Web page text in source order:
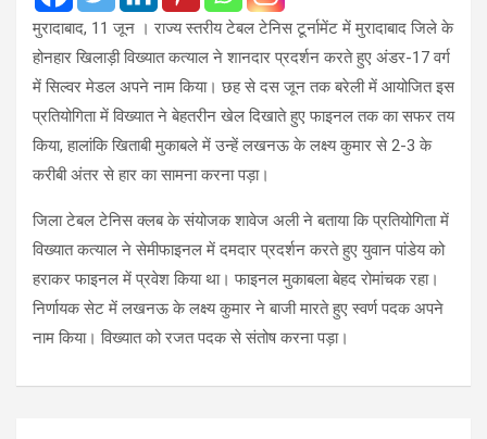
मुरादाबाद, 11 जून । राज्य स्तरीय टेबल टेनिस टूर्नामेंट में मुरादाबाद जिले के
होनहार खिलाड़ी विख्यात कत्याल ने शानदार प्रदर्शन करते हुए अंडर-17 वर्ग
में सिल्वर मेडल अपने नाम किया। छह से दस जून तक बरेली में आयोजित इस
प्रतियोगिता में विख्यात ने बेहतरीन खेल दिखाते हुए फाइनल तक का सफर तय
किया, हालांकि खिताबी मुकाबले में उन्हें लखनऊ के लक्ष्य कुमार से 2-3 के
करीबी अंतर से हार का सामना करना पड़ा।
जिला टेबल टेनिस क्लब के संयोजक शावेज अली ने बताया कि प्रतियोगिता में
विख्यात कत्याल ने सेमीफाइनल में दमदार प्रदर्शन करते हुए युवान पांडेय को
हराकर फाइनल में प्रवेश किया था। फाइनल मुकाबला बेहद रोमांचक रहा।
निर्णायक सेट में लखनऊ के लक्ष्य कुमार ने बाजी मारते हुए स्वर्ण पदक अपने
नाम किया। विख्यात को रजत पदक से संतोष करना पड़ा।